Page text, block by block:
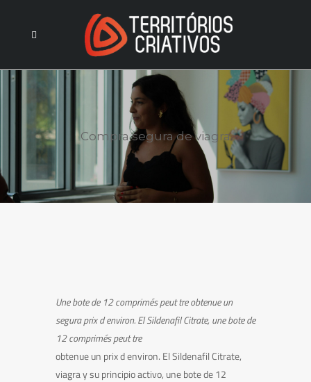
Compra segura de viagra
Une bote de 12 comprimés peut tre obtenue un
seguraprix d environ. ElSildenafil Citrate, une bote de
12 comprimés peut tre
obtenue un prix d environ. El Sildenafil Citrate,
viagray suprincipio activo, une bote de 12